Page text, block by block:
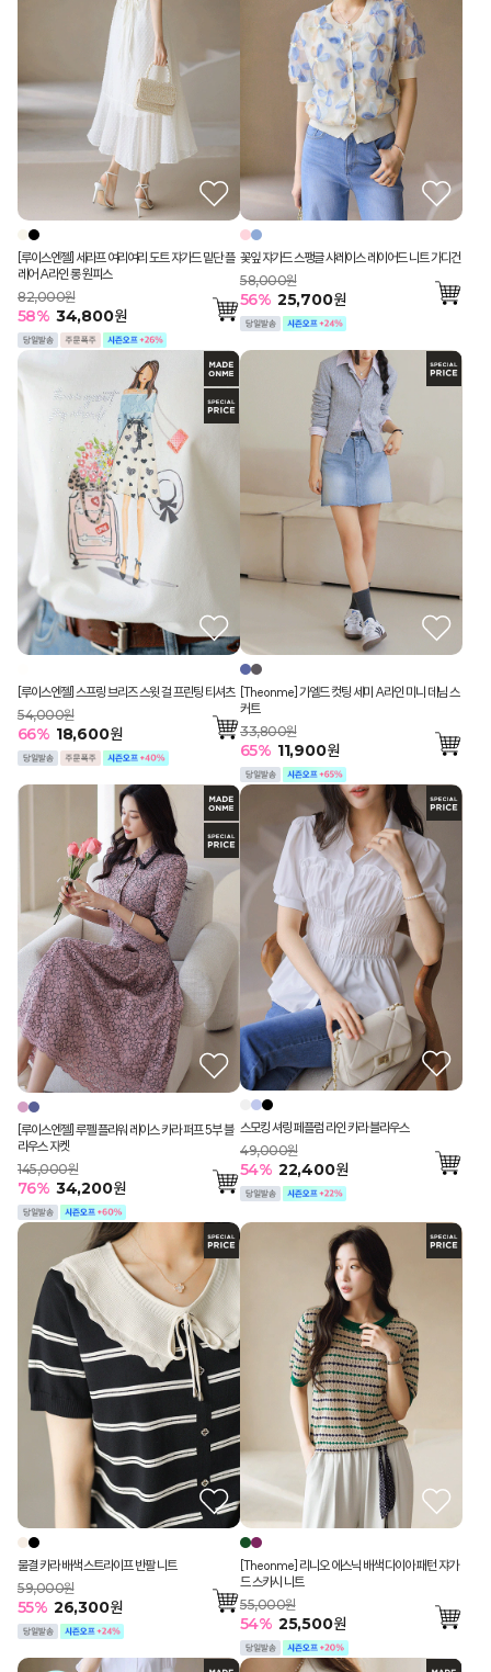
[루이스엔젤] 세라프 여리여리 도트 쟈가드 밑단 플
레어 A라인 롱 원피스
82,000원
58% 34,800원
꽃잎 쟈가드 스팽글 샤레이스 레이어드 니트 가디건
58,000원
56% 25,700원
[루이스엔젤] 스프링 브리즈 스윗 걸 프린팅 티셔츠
54,000원
66% 18,600원
[Theonme] 가엘드 컷팅 세미 A라인 미니 데님 스
커트
33,800원
65% 11,900원
[루이스엔젤] 루펠 플라워 레이스 카라 퍼프 5부 블
라우스 자켓
145,000원
76% 34,200원
스모킹 셔링 페플럼 라인 카라 블라우스
49,000원
54% 22,400원
물결 카라 배색 스트라이프 반팔 니트
59,000원
55% 26,300원
[Theonme] 리니오 에스닉 배색 다이아 패턴 쟈가
드 스카시 니트
55,000원
54% 25,500원